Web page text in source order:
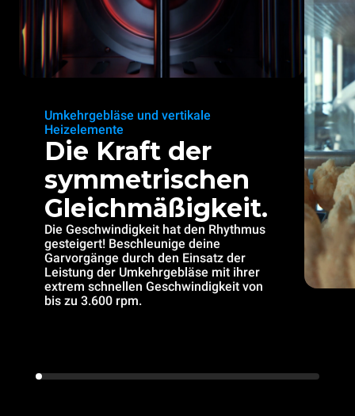
Umkehrgebläse und vertikale
Heizelemente
Die Kraft der
symmetrischen
Gleichmäßigkeit.
Die Geschwindigkeit hat den Rhythmus
gesteigert! Beschleunige deine
Garvorgänge durch den Einsatz der
Leistung der Umkehrgebläse mit ihrer
extrem schnellen Geschwindigkeit von
bis zu 3.600 rpm.